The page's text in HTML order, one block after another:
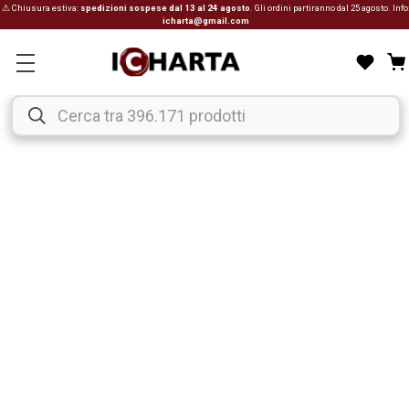
⚠ Chiusura estiva: spedizioni sospese dal 13 al 24 agosto . Gli ordini partiranno dal 25 agosto. Info:
icharta@gmail.com